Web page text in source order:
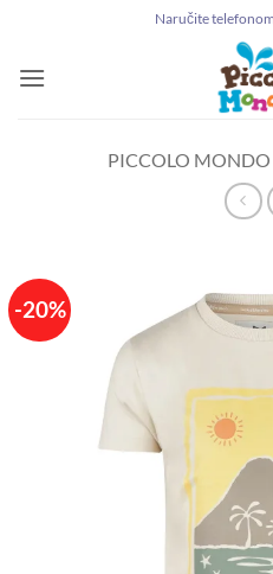
sadržaj
Naručite
PICCOLO MONDO
-20%